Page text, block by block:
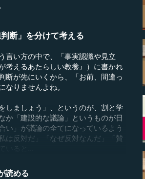
断」を分けて考える
い方の中で、「事実認識や見立
考えるあたらしい教養』）に書かれ
断が先にいくから、「お前、間違っ
なりませんよね。
ましょう」、というのが、割と学
か「建設的な議論」というものが日
い」が議論の全てになっているよう
は反対だ」「なぜ反対なんだ」「賛
いると...
読める